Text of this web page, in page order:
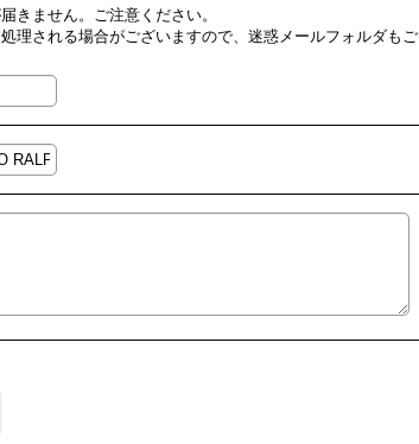
きません。ご注意ください。
理される場合がございますので、迷惑メールフォルダもご